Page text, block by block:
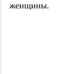
женщины.